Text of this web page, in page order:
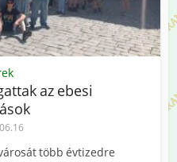
az ebesi
több évtizedre